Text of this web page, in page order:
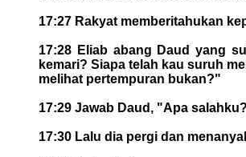
17:27 Rakyat memberitahukan
17:28 Eliab abang Daud yang
kemari? Siapa telah kau suruh
melihat pertempuran bukan?"
17:29 Jawab Daud, "Apa
17:30 Lalu dia pergi dan